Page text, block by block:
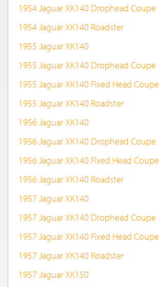
1954 Jaguar XK140 Drophead Coupe
1954 Jaguar XK140 Roadster
1955 Jaguar XK140
1955 Jaguar XK140 Drophead Coupe
1955 Jaguar XK140 Fixed Head Coupe
1955 Jaguar XK140 Roadster
1956 Jaguar XK140
1956 Jaguar XK140 Drophead Coupe
1956 Jaguar XK140 Fixed Head Coupe
1956 Jaguar XK140 Roadster
1957 Jaguar XK140
1957 Jaguar XK140 Drophead Coupe
1957 Jaguar XK140 Fixed Head Coupe
1957 Jaguar XK140 Roadster
1957 Jaguar XK150